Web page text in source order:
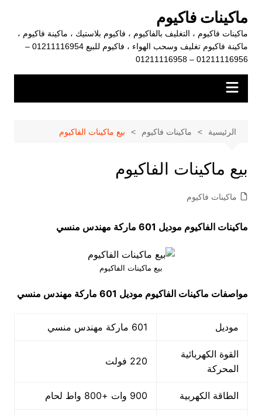
المحتوى
ماكينات فاكيوم
ماكينات فاكيوم ، التغليف بالفاكيوم ، فاكيوم بلاستيك ، ماكينة فاكيوم ،
ماكينة فاكيوم تغليف وسحب الهواء ، فاكيوم للبيع 01211116954 –
01211116956 – 01211116958
الرئيسية ماكينات فاكيوم بيع ماكينات الفاكيوم
بيع ماكينات الفاكيوم
ماكينات فاكيوم
ماكينات الفاكيوم موديل 601 ماركة مهندس منسي
بيع ماكينات الفاكيوم
مواصفات ماكينات الفاكيوم موديل 601 ماركة مهندس منسي
موديل 601 ماركة مهندس منسي
القوة الكهربائية
المحركة
220 فولت
الطاقة الكهربية 900 وات +800 واط لحام